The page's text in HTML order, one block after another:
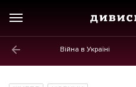
Війна в Україні